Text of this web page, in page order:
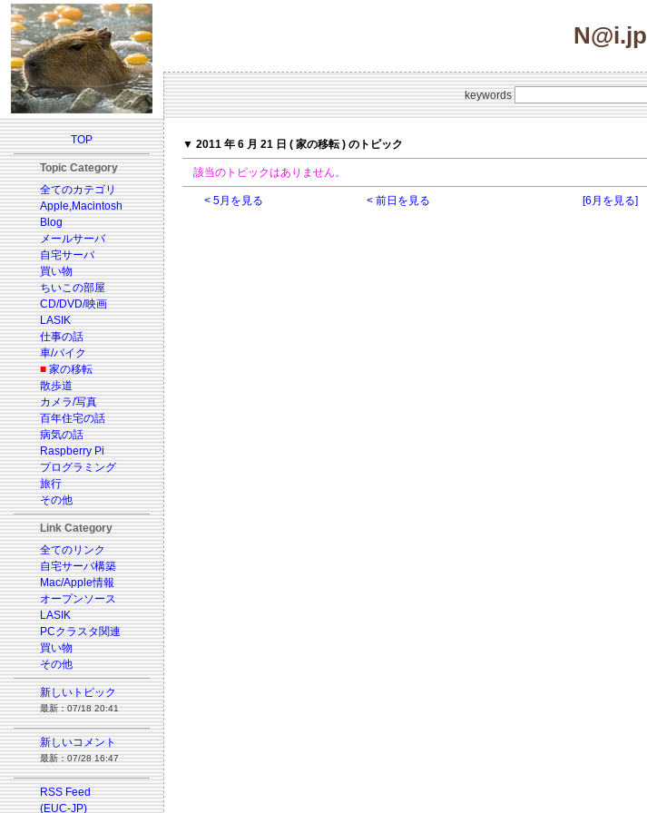
N@i.jp
keywords
TOP
Topic Category
全てのカテゴリ
Apple,Macintosh
Blog
メールサーバ
自宅サーバ
買い物
ちいこの部屋
CD/DVD/映画
LASIK
仕事の話
車/バイク
■ 家の移転
散歩道
カメラ/写真
百年住宅の話
病気の話
Raspberry Pi
プログラミング
旅行
その他
Link Category
全てのリンク
自宅サーバ構築
Mac/Apple情報
オープンソース
LASIK
PCクラスタ関連
買い物
その他
新しいトピック
最新：07/18 20:41
新しいコメント
最新：07/28 16:47
RSS Feed
(EUC-JP)
▼ 2011 年 6 月 21 日 ( 家の移転 ) のトピック
該当のトピックはありません。
< 5月を見る < 前日を見る [6月を見る]